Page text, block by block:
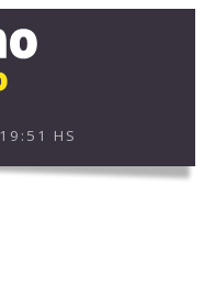
19:51 HS